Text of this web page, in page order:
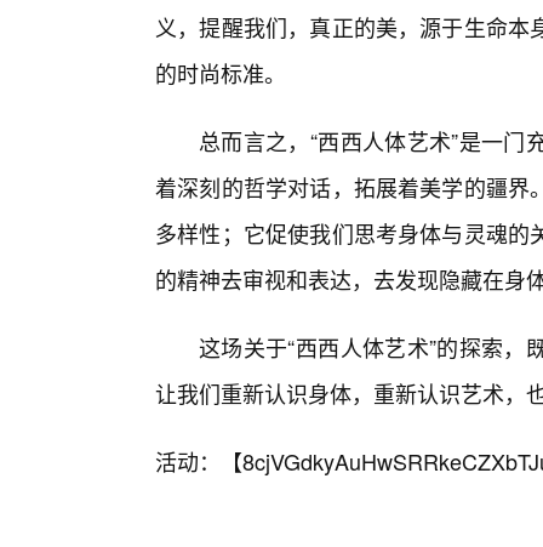
义，提醒我们，真正的美，源于生命
的时尚标准。
总而言之，“西西人体艺术”是一
着深刻的哲学对话，拓展着美学的疆
多样性；它促使我们思考身体与灵魂
的精神去审视和表达，去发现隐藏在身
这场关于“西西人体艺术”的探索
让我们重新认识身体，重新认识艺术，
活动：【